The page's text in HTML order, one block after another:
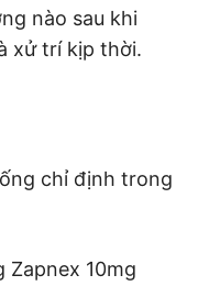
nào sau khi
xử trí kịp thời.
chỉ định trong
Zapnex 10mg